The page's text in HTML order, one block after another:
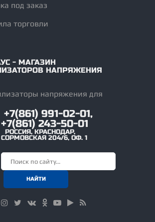
под заказ
торговли
- МАГАЗИН
НАПРЯЖЕНИЯ
+7(861) 991-02-01,
+7(861) 243-50-01
РОССИЯ,КРАСНОДАР,
СОРМОВСКАЯ 204/6, ОФ. 1